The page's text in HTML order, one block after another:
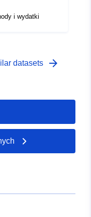
i wydatki
datasets arrow_forward